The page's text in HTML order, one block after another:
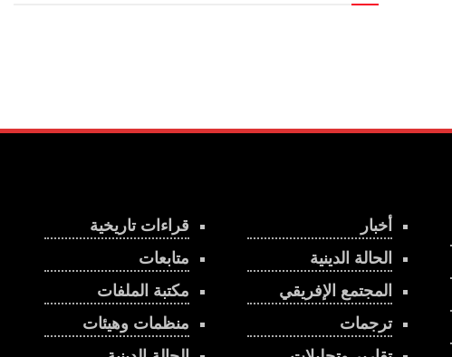
قراءات تاريخية
متابعات
مكتبة الملفات
منظمات وهيئات
أخبار
الحالة الدينية
المجتمع الإفريقي
ترجمات